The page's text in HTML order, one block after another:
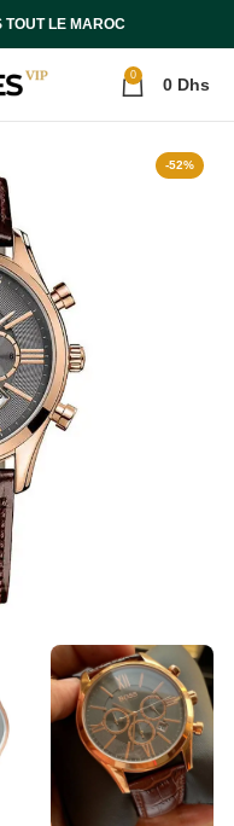
TOUT LE MAROC
0 0 Dhs
-52%